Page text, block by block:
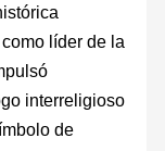
líder de la
interreligioso
de